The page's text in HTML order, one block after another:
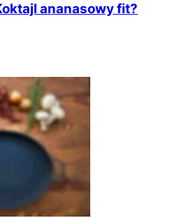
ananasowy fit?